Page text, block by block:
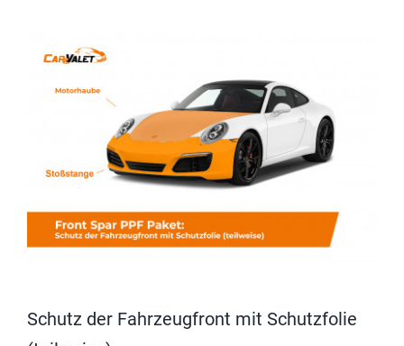
Schutz der Fahrzeugfront mit Schutzfolie